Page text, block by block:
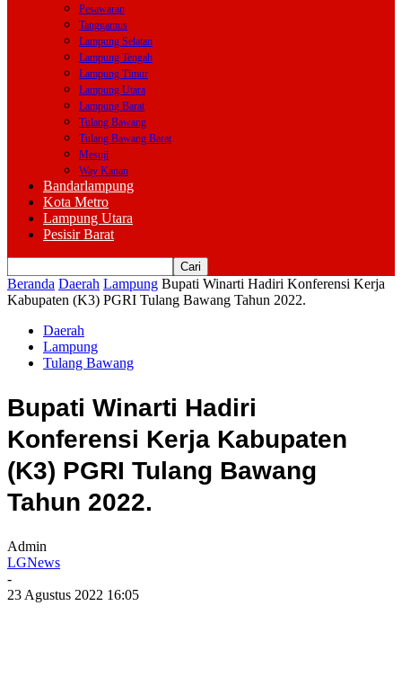
Pesawaran
Tanggamus
Lampung Selatan
Lampung Tengah
Lampung Timur
Lampung Utara
Lampung Barat
Tulang Bawang
Tulang Bawang Barat
Mesuji
Way Kanan
Bandarlampung
Kota Metro
Lampung Utara
Pesisir Barat
Beranda Daerah Lampung Bupati Winarti Hadiri Konferensi Kerja
Kabupaten (K3) PGRI Tulang Bawang Tahun 2022.
Daerah
Lampung
Tulang Bawang
Bupati Winarti Hadiri
Konferensi Kerja Kabupaten
(K3) PGRI Tulang Bawang
Tahun 2022.
Admin
LGNews
-
23 Agustus 2022 16:05